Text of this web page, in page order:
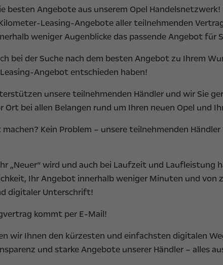
besten Angebote aus unserem Opel
Leasing-Angebote aller teilnehmenden
weniger Augenblicke das passende Angebot für
bei der Suche nach dem besten Angebot zu Ihrem
Angebot entschieden haben!
unsere teilnehmenden Händler und wir Sie
Ort bei allen Belangen rund um Ihren neuen Opel und
Kein Problem – unsere teilnehmenden
„Neuer“ wird und auch bei Laufzeit und
Ihr Angebot innerhalb weniger Minuten und von
digitaler Unterschrift!
kommt per E-Mail!
wir Ihnen den kürzesten und einfachsten digitalen
und starke Angebote unserer Händler – alles